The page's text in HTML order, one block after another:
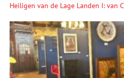
Heiligen van de Lage Landen I: van